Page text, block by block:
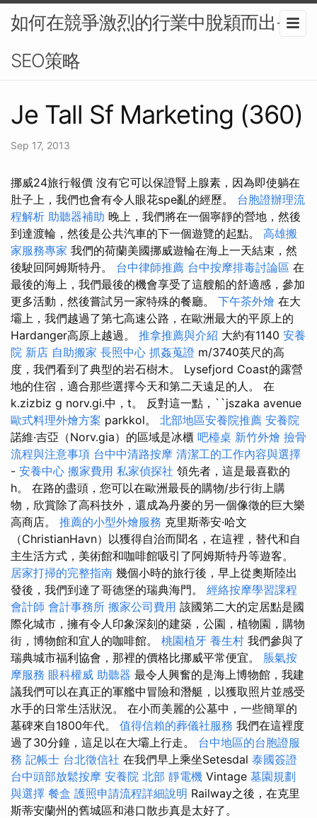
如何在競爭激烈的行業中脫穎而出-
SEO策略
Je Tall Sf Marketing (360)
Sep 17, 2013
挪威24旅行報價 沒有它可以保證腎上腺素，因為即使躺在
肚子上，我們也會有令人眼花spe亂的經歷。 台胞證辦理流
程解析 助聽器補助 晚上，我們將在一個寧靜的營地，然後
到達渡輪，然後是公共汽車的下一個遊覽的起點。 高雄搬
家服務專家 我們的荷蘭美國挪威遊輪在海上一天結束，然
後駛回阿姆斯特丹。 台中律師推薦 台中按摩排毒討論區 在
最後的海上，我們最後的機會享受了這艘船的舒適感，參加
更多活動，然後嘗試另一家特殊的餐廳。 下午茶外燴 在大
壩上，我們越過了第七高速公路，在歐洲最大的平原上的
Hardanger高原上越過。 推拿推薦與介紹 大約有1140 安養
院 新店 自助搬家 長照中心 抓姦蒐證 m/3740英尺的高
度，我們看到了典型的岩石樹木。 Lysefjord Coast的露營
地的住宿，適合那些選擇今天和第二天遠足的人。 在
k.zizbiz g norv.gi.中，t。 反對這一點，``jszaka avenue
歐式料理外燴方案 parkkol。 北部地區安養院推薦 安養院
諾維·吉亞（Norv.gia）的區域是冰櫃 吧檯桌 新竹外燴 撿骨
流程與注意事項 台中中清路按摩 清潔工的工作內容與選擇
- 安養中心 搬家費用 私家偵探社 領先者，這是最喜歡的
h。 在路的盡頭，您可以在歐洲最長的購物/步行街上購
物，欣賞除了高科技外，還成為丹麥的另一個像徵的巨大樂
高商店。 推薦的小型外燴服務 克里斯蒂安·哈文
（ChristianHavn）以獲得自治而聞名，在這裡，替代和自
主生活方式，美術館和咖啡館吸引了阿姆斯特丹等遊客。
居家打掃的完整指南 幾個小時的旅行後，早上從奧斯陸出
發後，我們到達了哥德堡的瑞典海門。 經絡按摩學習課程
會計師 會計事務所 搬家公司費用 該國第二大的定居點是國
際化城市，擁有令人印象深刻的建築，公園，植物園，購物
街，博物館和宜人的咖啡館。 桃園植牙 養生村 我們參與了
瑞典城市福利協會，那裡的價格比挪威平常便宜。 脹氣按
摩服務 眼科權威 助聽器 最令人興奮的是海上博物館，我建
議我們可以在真正的軍艦中冒險和潛艇，以獲取照片並感受
水手的日常生活狀況。 在小而美麗的公墓中，一些簡單的
墓碑來自1800年代。 值得信賴的葬儀社服務 我們在這裡度
過了30分鐘，這足以在大壩上行走。 台中地區的台胞證服
務 記帳士 台北徵信社 在我們早上乘坐Setesdal 泰國簽證
台中頭部放鬆按摩 安養院 北部 靜電機 Vintage 墓園規劃
與選擇 餐盒 護照申請流程詳細說明 Railway之後，在克里
斯蒂安蘭州的舊城區和港口散步真是太好了。